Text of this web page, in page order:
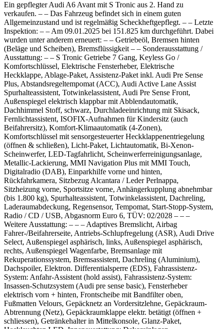
Ein gepflegter Audi A6 Avant mit S Tronic aus 2. Hand zu
verkaufen. – – Das Fahrzeug befindet sich in einem guten
Allgemeinzustand und ist regelmäßig Scheckheftgepflegt. – – Letzte
Inspektion: – – Am 09.01.2025 bei 151.825 km durchgeführt. Dabei
wurden unter anderem erneuert: – – Getriebeöl, Bremsen hinten
(Beläge und Scheiben), Bremsflüssigkeit – – Sonderausstattung /
Ausstattung: – – S Tronic Getriebe 7 Gang, Keyless Go /
Komfortschlüssel, Elektrische Fensterheber, Elektrische
Heckklappe, Ablage-Paket, Assistenz-Paket inkl. Audi Pre Sense
Plus, Abstandsregeltempomat (ACC), Audi Active Lane Assist
Spurhalteassistent, Totwinkelassistent, Audi Pre Sense Front,
Außenspiegel elektrisch klappbar mit Abblendautomatik,
Dachhimmel Stoff, schwarz, Durchladeeinrichtung mit Skisack,
Fernlichtassistent, ISOFIX-Aufnahmen für Kindersitz (auch
Beifahrersitz), Komfort-Klimaautomatik (4-Zonen),
Komfortschlüssel mit sensorgesteuerter Heckklappenentriegelung
(öffnen & schließen), Licht-Paket, Lichtautomatik, Bi-Xenon-
Scheinwerfer, LED-Tagfahrlicht, Scheinwerferreinigungsanlage,
Metallic-Lackierung, MMI Navigation Plus mit MMI Touch,
Digitalradio (DAB), Einparkhilfe vorne und hinten,
Rückfahrkamera, Sitzbezug Alcantara / Leder Perlnappa,
Sitzheizung vorne, Sportsitze vorne, Anhängerkupplung abnehmbar
(bis 1.800 kg), Spurhalteassistent, Totwinkelassistent, Dachreling,
Laderaumabdeckung, Regensensor, Tempomat, Start-Stopp-System,
Radio / CD / USB, Abgasnorm Euro 6, TÜV: 02/2028 – – –
Weitere Ausstattung: – – – Adaptives Bremslicht, Airbag
Fahrer-/Beifahrerseite, Antriebs-Schlupfregelung (ASR), Audi Drive
Select, Außenspiegel asphärisch, links, Außenspiegel asphärisch,
rechts, Außenspiegel Wagenfarbe, Bremsanlage mit
Rekuperationssystem, Bremsassistent, Dachreling (Aluminium),
Dachspoiler, Elektron. Differentialsperre (EDS), Fahrassistenz-
System: Anfahr-Assistent (hold assist), Fahrassistenz-System:
Insassen-Schutzsystem (Audi pre sense basic), Fensterheber
elektrisch vorn + hinten, Frontscheibe mit Bandfilter oben,
Fußmatten Velours, Gepäcknetz an Vordersitzlehne, Gepäckraum-
Abtrennung (Netz), Gepäckraumklappe elektr. betätigt (öffnen +
schliessen), Getränkehalter in Mittelkonsole, Glanz-Paket,